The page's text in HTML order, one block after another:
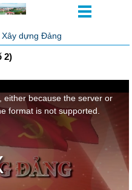
Xây dựng Đảng
2)